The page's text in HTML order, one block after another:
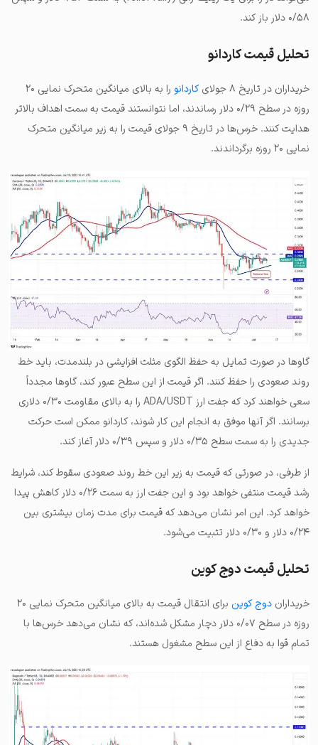
۰/۵۸ دلار باز کند.
تحلیل قیمت کاردانو
خریداران در تاریخ ۸ جولای کاردانو
را به بالای میانگین متحرک نمایی ۲۰
روزه در سطح ۰/۲۹ دلار رساندند، اما نتوانستند قیمت به سمت اهداف بالاتر
هدایت کنند. خرس‌ها در تاریخ ۹ جولای قیمت را به زیر میانگین متحرک
نمایی ۲۰ روزه برگرداندند.
گاوها در صورت تمایل به حفظ الگوی مثلث افزایشی در بلندمدت، باید خط
روند صعودی را حفظ کنند. اگر قیمت از این سطح عبور کند، گاوها مجدداً
سعی خواهند کرد که جفت ارز ADA/USDT را به بالای مقاومت ۰/۳۰ دلاری
برسانند. اگر آنها موفق به انجام این کار شوند، کاردانو ممکن است حرکت
جدیدی را به سمت سطح ۰/۳۵ دلار و سپس ۰/۳۹ دلار آغاز کند.
از طرفی، در صورتی که قیمت به زیر این خط روند صعودی سقوط کند، شرایط
رشد قیمت منتفی خواهد بود و این جفت ارز به سمت ۰/۲۶ دلار کاهش پیدا
خواهد کرد. این امر نشان می‌دهد که قیمت برای مدت زمان بیشتری بین
۰/۲۴ دلار و ۰/۳۰ دلار تثبیت می‌شود.
تحلیل قیمت دوج کوین
خریداران دوج کوین
برای انتقال قیمت به بالای میانگین متحرک نمایی ۲۰
روزه در سطح ۰/۰۷ دلار دچار مشکل شده‌اند، که نشان‌ می‌دهد خرس‌ها با
تمام قوا به دفاع از این سطح مشغول هستند.